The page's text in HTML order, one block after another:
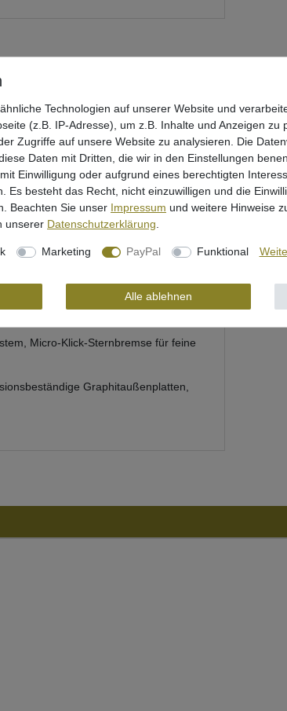
238g
Micro-Klick-Sternbremse für feine
Graphitaußenplatten,
Technologien auf unserer Website und
(z.B. IP-Adresse), um z.B. Inhalte und Anzeigen zu
Zugriffe auf unsere Website zu analysieren. Die
Daten mit Dritten, die wir in den Einstellungen
Einwilligung oder aufgrund eines berechtigten
Es besteht das Recht, nicht einzuwilligen und die
Beachten Sie unser Impressum und weitere Hinweise
unserer Daten­schutz­erklärung.
Marketing PayPal Funktional
Alle ablehnen